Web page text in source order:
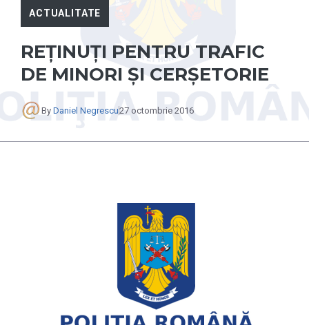
ACTUALITATE
REŢINUŢI PENTRU TRAFIC
DE MINORI ȘI CERŞETORIE
By Daniel Negrescu27 octombrie 2016